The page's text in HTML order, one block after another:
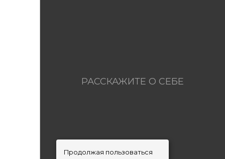
РАССКАЖИТЕ О СЕБЕ
Продолжая пользоваться